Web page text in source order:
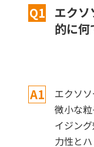
Q1
エクソ
的に何
A1
エクソ
微小な
イジン
力性と